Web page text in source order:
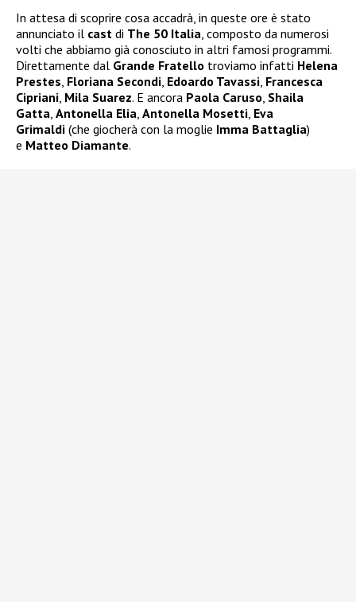
In attesa di scoprire cosa accadrà, in queste ore è stato
annunciato il cast di The 50 Italia , composto da numerosi
volti che abbiamo già conosciuto in altri famosi programmi.
Direttamente dal Grande Fratello troviamo infatti Helena
Prestes Floriana Secondi Edoardo Tavassi Francesca
Cipriani Mila Suarez. E ancora Paola Caruso Shaila
Gatta Antonella Elia Antonella Mosetti Eva
Grimaldi (che giocherà con la moglie Imma Battaglia)
e Matteo Diamante.